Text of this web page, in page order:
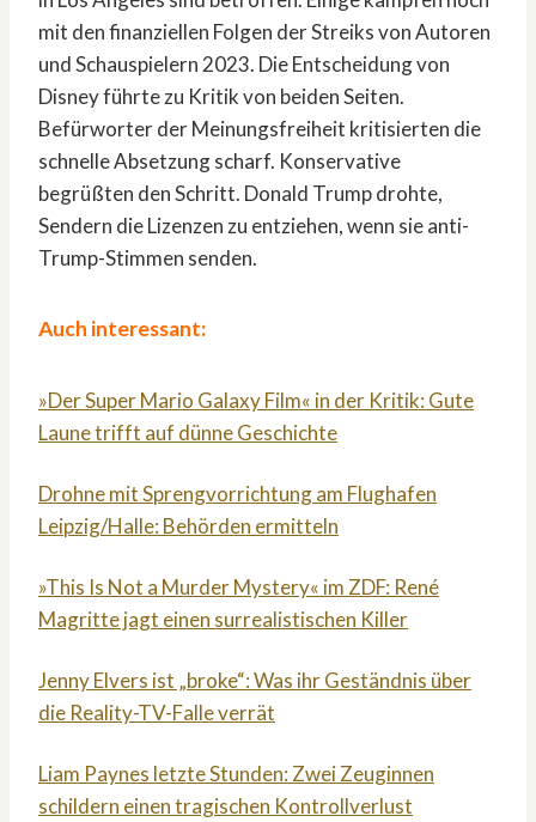
mit den finanziellen Folgen der Streiks von Autoren
und Schauspielern 2023. Die Entscheidung von
Disney führte zu Kritik von beiden Seiten.
Befürworter der Meinungsfreiheit kritisierten die
schnelle Absetzung scharf. Konservative
begrüßten den Schritt. Donald Trump drohte,
Sendern die Lizenzen zu entziehen, wenn sie anti-
Trump-Stimmen senden.
Auch interessant:
»Der Super Mario Galaxy Film« in der Kritik: Gute
Laune trifft auf dünne Geschichte
Drohne mit Sprengvorrichtung am Flughafen
Leipzig/Halle: Behörden ermitteln
»This Is Not a Murder Mystery« im ZDF: René
Magritte jagt einen surrealistischen Killer
Jenny Elvers ist „broke“: Was ihr Geständnis über
die Reality-TV-Falle verrät
Liam Paynes letzte Stunden: Zwei Zeuginnen
schildern einen tragischen Kontrollverlust